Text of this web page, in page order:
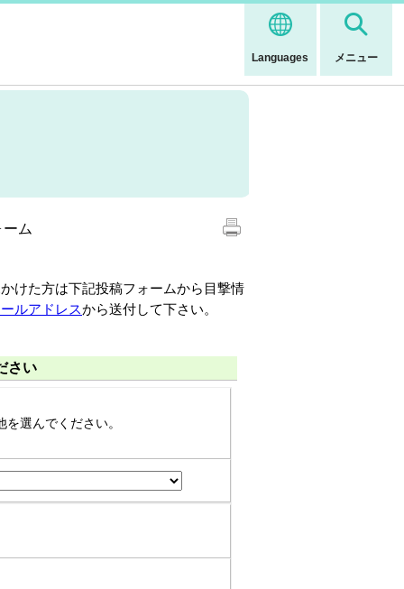
Languages メニュー
ム
けた方は下記投稿フォームから目撃情
ルアドレスから送付して下さい。
さい
選んでください。